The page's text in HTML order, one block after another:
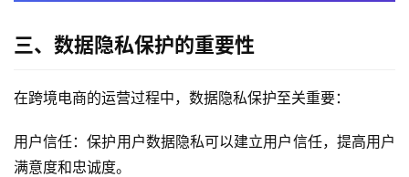
三、数据隐私保护的重要性
在跨境电商的运营过程中，数据隐私保护至关重要：
用户信任：保护用户数据隐私可以建立用户信任，提高用户
满意度和忠诚度。